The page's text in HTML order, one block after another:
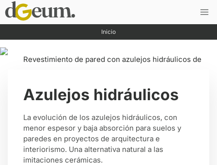
Saltar
al
contenido
Inicio
Azulejos hidráulicos
La evolución de los azulejos hidráulicos, con
menor espesor y baja absorción para suelos y
paredes en proyectos de arquitectura e
interiorismo. Una alternativa natural a las
imitaciones cerámicas.